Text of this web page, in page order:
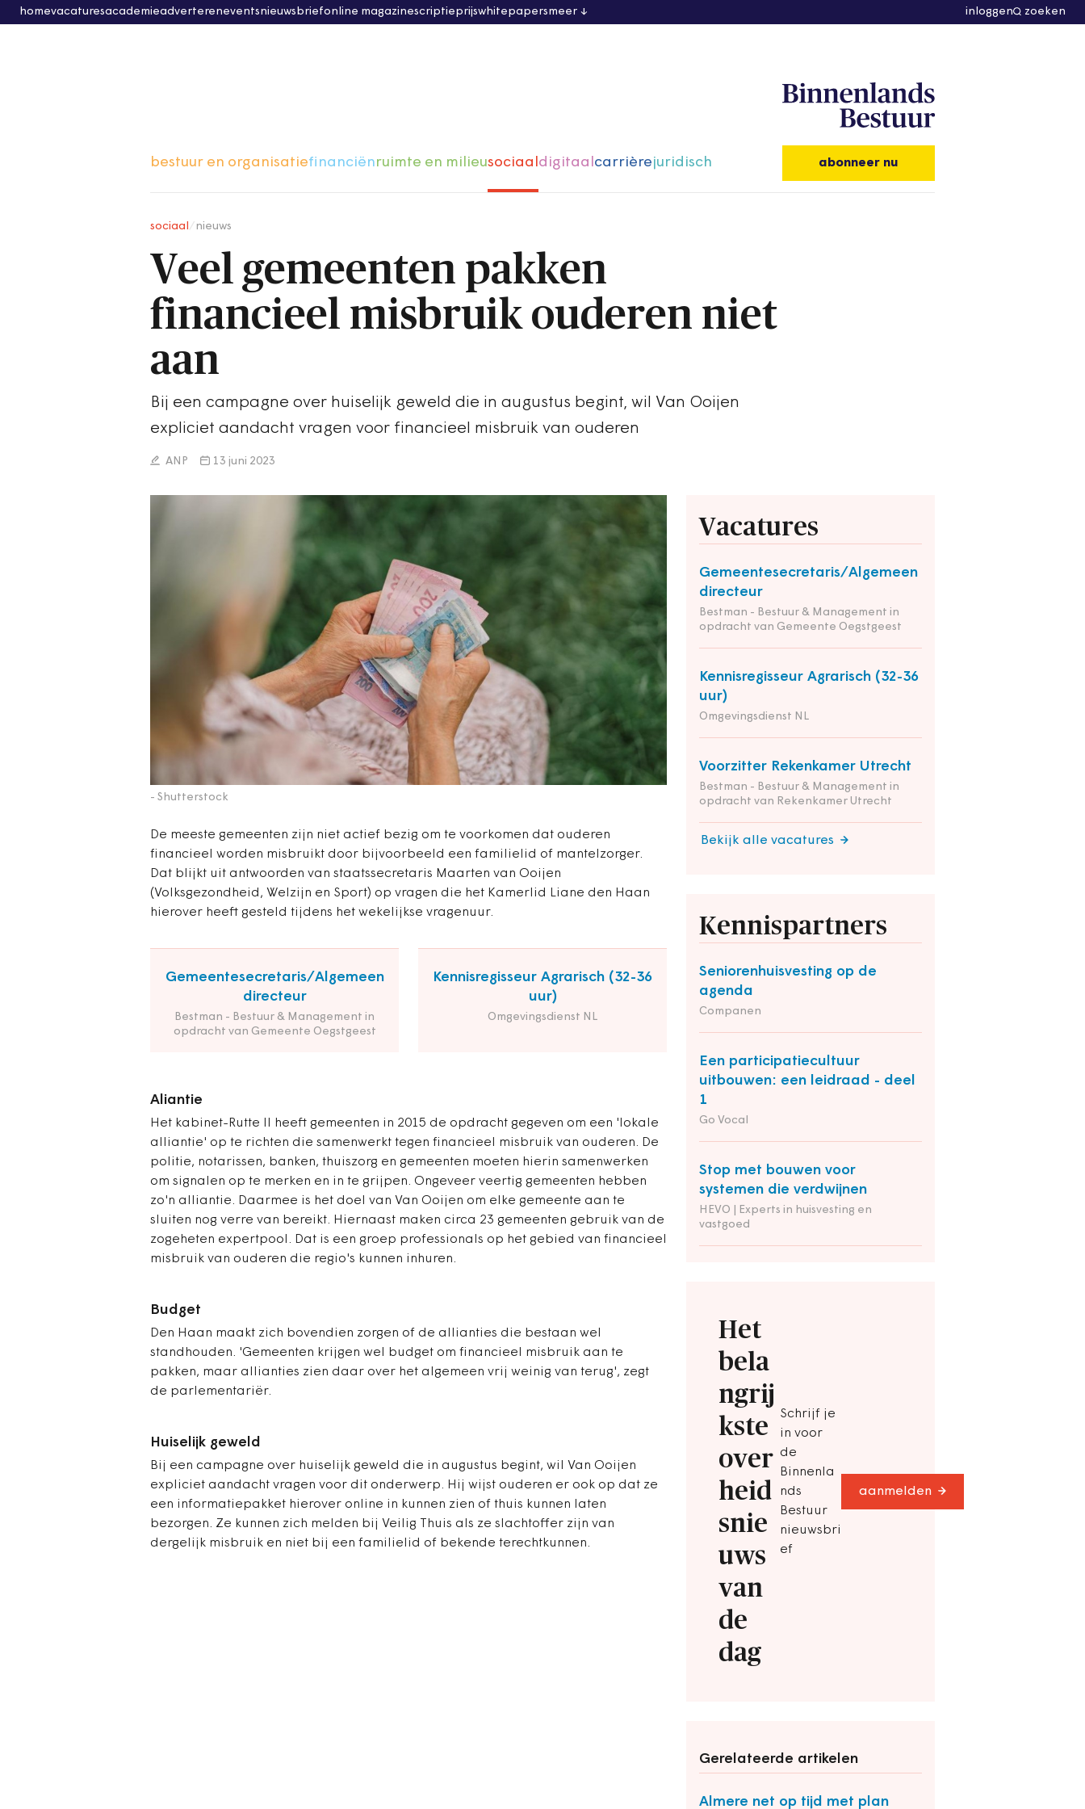
homevacaturesacademieadvertereneventsnieuwsbriefonline magazinescriptieprijswhitepapersmeer inloggen zoeken
bestuur en organisatiefinanciënruimte en milieusociaaldigitaalcarrièrejuridisch abonneer nu
sociaal nieuws
Veel gemeenten pakken
financieel misbruik ouderen niet
aan
Bij een campagne over huiselijk geweld die in augustus begint, wil Van Ooijen
expliciet aandacht vragen voor financieel misbruik van ouderen
ANP 13 juni 2023
- Shutterstock
De meeste gemeenten zijn niet actief bezig om te voorkomen dat ouderen
financieel worden misbruikt door bijvoorbeeld een familielid of mantelzorger.
Dat blijkt uit antwoorden van staatssecretaris Maarten van Ooijen
(Volksgezondheid, Welzijn en Sport) op vragen die het Kamerlid Liane den Haan
hierover heeft gesteld tijdens het wekelijkse vragenuur.
Gemeentesecretaris/Algemeen
directeur
Bestman - Bestuur & Management in
opdracht van Gemeente Oegstgeest
Kennisregisseur Agrarisch (32-36
uur)
Omgevingsdienst NL
Aliantie
Het kabinet-Rutte II heeft gemeenten in 2015 de opdracht gegeven om een 'lokale
alliantie' op te richten die samenwerkt tegen financieel misbruik van ouderen. De
politie, notarissen, banken, thuiszorg en gemeenten moeten hierin samenwerken
om signalen op te merken en in te grijpen. Ongeveer veertig gemeenten hebben
zo'n alliantie. Daarmee is het doel van Van Ooijen om elke gemeente aan te
sluiten nog verre van bereikt. Hiernaast maken circa 23 gemeenten gebruik van de
zogeheten expertpool. Dat is een groep professionals op het gebied van financieel
misbruik van ouderen die regio's kunnen inhuren.
Vacatures
Gemeentesecretaris/Algemeen
directeur
Bestman - Bestuur & Management in
opdracht van Gemeente Oegstgeest
Kennisregisseur Agrarisch (32-36
uur)
Omgevingsdienst NL
Voorzitter Rekenkamer Utrecht
Bestman - Bestuur & Management in
opdracht van Rekenkamer Utrecht
Bekijk alle vacatures
Kennispartners
Seniorenhuisvesting op de
agenda
Companen
Een participatiecultuur
uitbouwen: een leidraad - deel
1
Go Vocal
Stop met bouwen voor
systemen die verdwijnen
HEVO | Experts in huisvesting en
vastgoed
Het
bela
ngrij
kste
over
heid
snie
uws
van
de
dag
Schrijf je
in voor
de
Binnenla
nds
Bestuur
nieuwsbri
ef
aanmelden
Gerelateerde artikelen
Almere net op tijd met plan
Budget
Den Haan maakt zich bovendien zorgen of de allianties die bestaan wel
standhouden. 'Gemeenten krijgen wel budget om financieel misbruik aan te
pakken, maar allianties zien daar over het algemeen vrij weinig van terug', zegt
de parlementariër.
Huiselijk geweld
Bij een campagne over huiselijk geweld die in augustus begint, wil Van Ooijen
expliciet aandacht vragen voor dit onderwerp. Hij wijst ouderen er ook op dat ze
een informatiepakket hierover online in kunnen zien of thuis kunnen laten
bezorgen. Ze kunnen zich melden bij Veilig Thuis als ze slachtoffer zijn van
dergelijk misbruik en niet bij een familielid of bekende terechtkunnen.